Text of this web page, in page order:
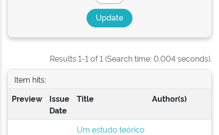
Results 1-1 of 1 (Search time: 0.004 seconds).
Item hits:
Preview
Issue
Date
Title Author(s)
Um estudo teórico